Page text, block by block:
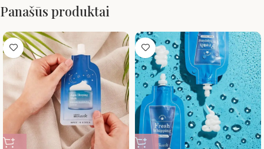
Panašūs produktai